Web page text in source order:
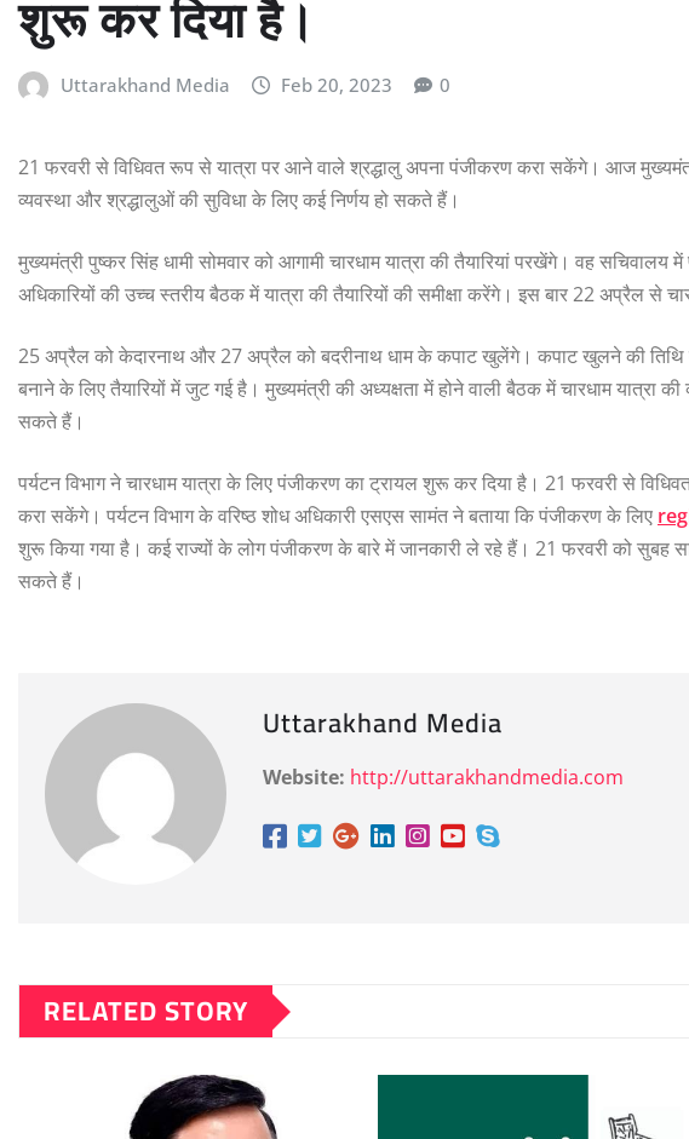
शुरू कर दिया है।
Uttarakhand Media Feb 20, 2023 0
21 फरवरी से विधिवत रूप से यात्रा पर आने वाले श्रद्धालु अपना पंजीकरण करा सकेंगे। आज
व्यवस्था और श्रद्धालुओं की सुविधा के लिए कई निर्णय हो सकते हैं।
मुख्यमंत्री पुष्कर सिंह धामी सोमवार को आगामी चारधाम यात्रा की तैयारियां परखेंगे। वह सचिवालय
अधिकारियों की उच्च स्तरीय बैठक में यात्रा की तैयारियों की समीक्षा करेंगे। इस बार 22 अप्रैल से
25 अप्रैल को केदारनाथ और 27 अप्रैल को बदरीनाथ धाम के कपाट खुलेंगे। कपाट खुलने की तिथि
बनाने के लिए तैयारियों में जुट गई है। मुख्यमंत्री की अध्यक्षता में होने वाली बैठक में चारधाम यात्रा
सकते हैं।
पर्यटन विभाग ने चारधाम यात्रा के लिए पंजीकरण का ट्रायल शुरू कर दिया है। 21 फरवरी से
करा सकेंगे। पर्यटन विभाग के वरिष्ठ शोध अधिकारी एसएस सामंत ने बताया कि पंजीकरण के लिए
शुरू किया गया है। कई राज्यों के लोग पंजीकरण के बारे में जानकारी ले रहे हैं। 21 फरवरी को सुबह
सकते हैं।
Uttarakhand Media
Website: http://uttarakhandmedia.com
RELATED STORY